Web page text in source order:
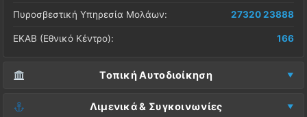
Πυροσβεστική Υπηρεσία Μολάων: 27320 23888
ΕΚΑΒ (Εθνικό Κέντρο): 166
Τοπική Αυτοδιοίκηση
Δήμος Μονεμβασίας (Έδρα):
Λιμενικά & Συγκοινωνίες